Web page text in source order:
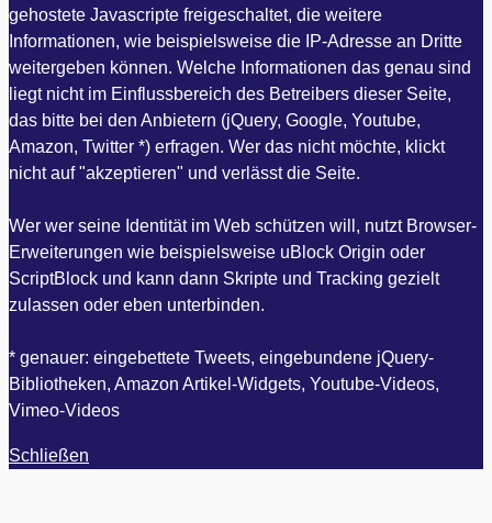
gehostete Javascripte freigeschaltet, die weitere
Informationen, wie beispielsweise die IP-Adresse an Dritte
weitergeben können. Welche Informationen das genau sind
liegt nicht im Einflussbereich des Betreibers dieser Seite,
das bitte bei den Anbietern (jQuery, Google, Youtube,
Amazon, Twitter *) erfragen. Wer das nicht möchte, klickt
nicht auf "akzeptieren" und verlässt die Seite.
Wer wer seine Identität im Web schützen will, nutzt Browser-
Erweiterungen wie beispielsweise uBlock Origin oder
ScriptBlock und kann dann Skripte und Tracking gezielt
zulassen oder eben unterbinden.
* genauer: eingebettete Tweets, eingebundene jQuery-
Bibliotheken, Amazon Artikel-Widgets, Youtube-Videos,
Vimeo-Videos
Schließen